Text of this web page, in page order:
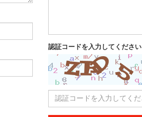
認証コードを入力してください